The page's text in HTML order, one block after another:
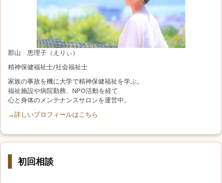
郡山 恵理子（えりぃ）
精神保健福祉士/社会福祉士
家族の事故を機に大学で精神保健福祉を学ぶ。
福祉施設や病院勤務、NPO活動を経て
心と身体のメンテナンスサロンを運営中。
→詳しいプロフィールはこちら
初回相談